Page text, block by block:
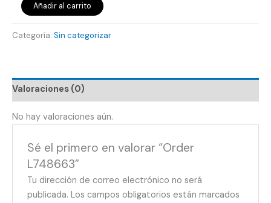
Añadir al carrito
Categoría: Sin categorizar
Valoraciones (0)
No hay valoraciones aún.
Sé el primero en valorar “Order
L748663”
Tu dirección de correo electrónico no será
publicada. Los campos obligatorios están marcados